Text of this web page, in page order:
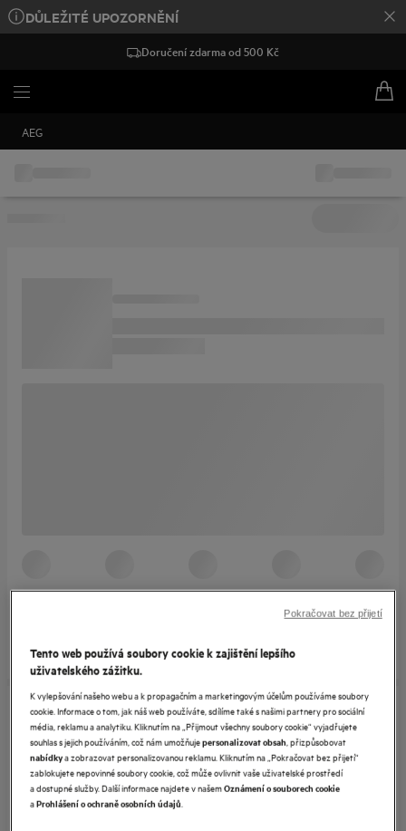
DŮLEŽITÉ UPOZORNĚNÍ
Doručení zdarma od 500 Kč
AEG
Tento web používá soubory cookie k zajištění lepšího
uživatelského zážitku.
K vylepšování našeho webu a k propagačním a marketingovým účelům používáme soubory
cookie. Informace o tom, jak náš web používáte, sdílíme také s našimi partnery pro sociální
média, reklamu a analytiku. Kliknutím na „Přijmout všechny soubory cookie“ vyjadřujete
souhlas s jejich používáním, což nám umožňujepersonalizovat obsah, přizpůsobovat
nabídkya zobrazovat personalizovanou reklamu. Kliknutím na „Pokračovat bez přijetí“
zablokujete nepovinné soubory cookie, což může ovlivnit vaše uživatelské prostředí
a dostupné služby. Další informace najdete v našemOznámení o souborech cookie
aProhlášení o ochraně osobních údajů.
Pokračovat bez přijetí